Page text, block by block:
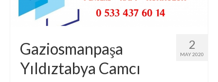
2
MAY 2020
Gaziosmanpaşa
Yıldıztabya Camcı